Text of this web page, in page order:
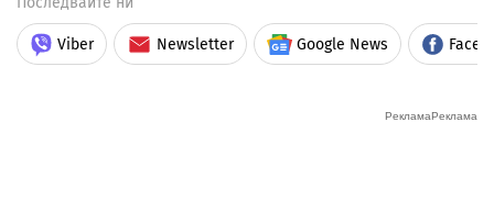
Viber Newsletter Google News